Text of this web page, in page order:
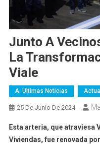
Junto A
La
Viale
A. Ultimas Noticias
25 De Junio De 2024
Esta arteria, que atraviesa
Viviendas, fue renovada